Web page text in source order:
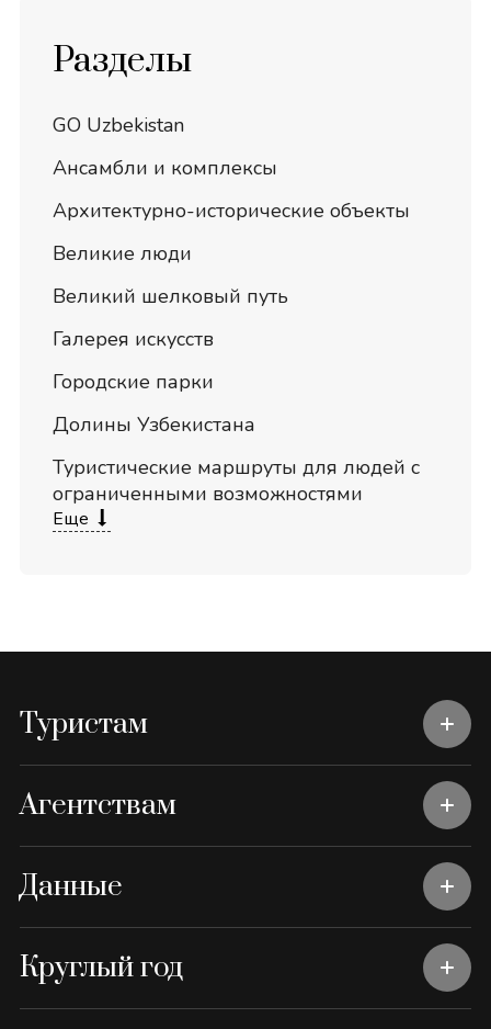
Разделы
GO Uzbekistan
Ансамбли и комплексы
Архитектурно-исторические объекты
Великие люди
Великий шелковый путь
Галерея искусств
Городские парки
Долины Узбекистана
Туристические маршруты для людей с
ограниченными возможностями
Еще
Туристам
Агентствам
Данные
Круглый год